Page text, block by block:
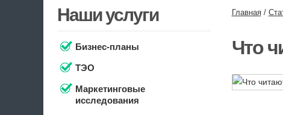
Наши услуги
Бизнес-планы
ТЭО
Маркетинговые
исследования
Главная/
Что